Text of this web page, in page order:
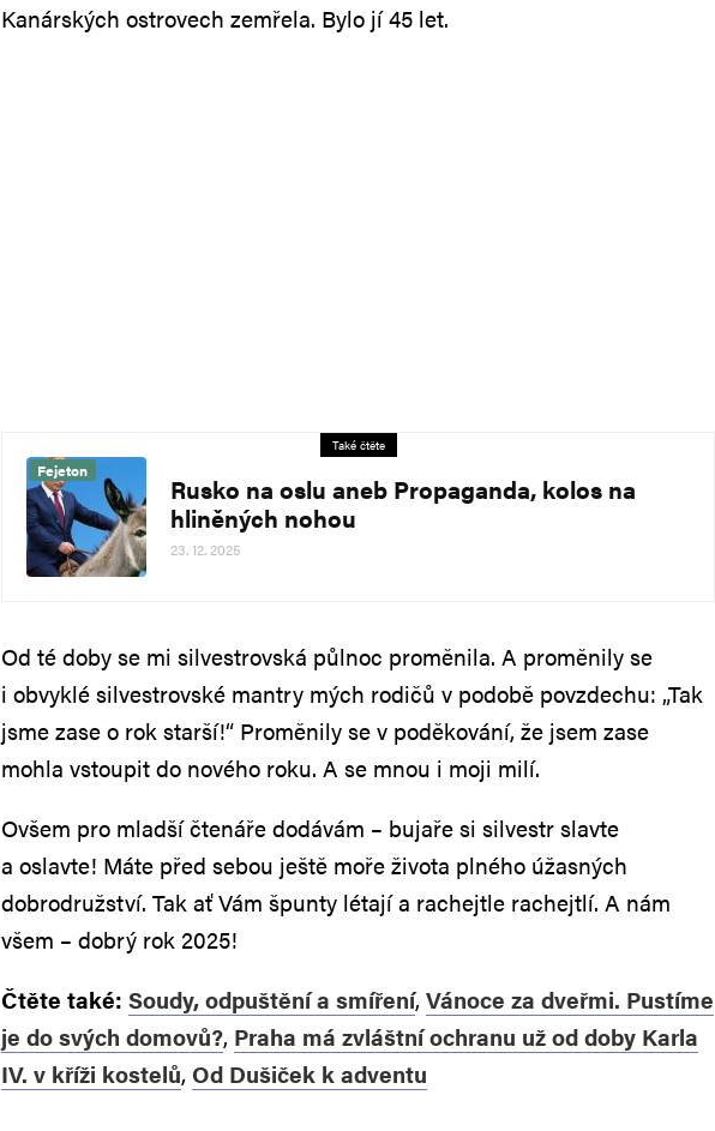
Kanárských ostrovech zemřela. Bylo jí 45 let.
Také čtěte
Fejeton
Rusko na oslu aneb Propaganda, kolos na
hliněných nohou
23. 12. 2025
Od té doby se mi silvestrovská půlnoc proměnila. A proměnily se
i obvyklé silvestrovské mantry mých rodičů v podobě povzdechu: „Tak
jsme zase o rok starší!“ Proměnily se v poděkování, že jsem zase
mohla vstoupit do nového roku. A se mnou i moji milí.
Ovšem pro mladší čtenáře dodávám – bujaře si silvestr slavte
a oslavte! Máte před sebou ještě moře života plného úžasných
dobrodružství. Tak ať Vám špunty létají a rachejtle rachejtlí. A nám
všem – dobrý rok 2025!
Čtěte také: Soudy, odpuštění a smíření, Vánoce za dveřmi. Pustíme
je do svých domovů?, Praha má zvláštní ochranu už od doby Karla
IV. v kříži kostelů, Od Dušiček k adventu